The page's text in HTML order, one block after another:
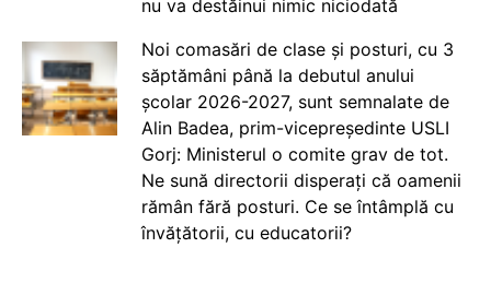
nu va destăinui nimic niciodată
Noi comasări de clase și posturi, cu 3
săptămâni până la debutul anului
școlar 2026-2027, sunt semnalate de
Alin Badea, prim-vicepreședinte USLI
Gorj: Ministerul o comite grav de tot.
Ne sună directorii disperați că oamenii
rămân fără posturi. Ce se întâmplă cu
învățătorii, cu educatorii?